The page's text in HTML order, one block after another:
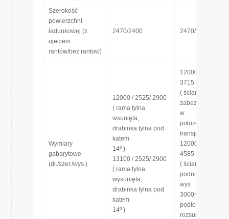
Szerokość
powierzchni
ładunkowej (z
ujeciem
rantów/bez rantow)
2470/2400 2470/2400
Wymiary
gabarytowe
(dł./szer./wys.)
12000 / 2525/ 2900
( rama tylna
wsunięta,
drabinka tylna pod
katem
14º )
13100 / 2525/ 2900
( rama tylna
wysunięta,
drabinka tylna pod
katem
14º )
12000 / 2545/
3715
( ściany boczne
zabezpieczające
w
położeniu do
transportu )
12000 / 2945/
4585
( ściany boczne
podniesione na
wys
3000mm od
podłogi i
rozsunięte w